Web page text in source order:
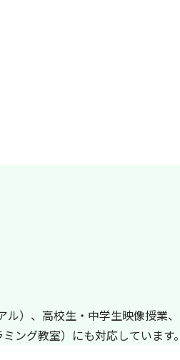
）、高校生・中学生映像授業、
ング教室）にも対応しています。